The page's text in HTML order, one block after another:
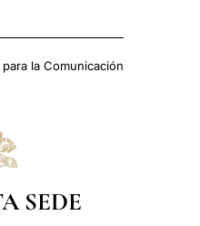
la Comunicación
SEDE